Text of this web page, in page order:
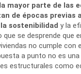
mayor parte de las
de épocas previas
sostenibilidad y la
que se desprende que
no cumple con
a punto no es
estructurales como